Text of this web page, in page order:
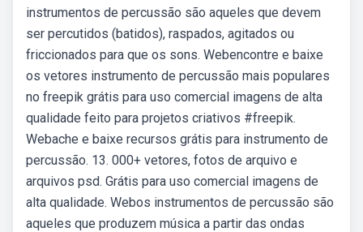
instrumentos de percussão são aqueles que devem
ser percutidos (batidos), raspados, agitados ou
friccionados para que os sons. Webencontre e baixe
os vetores instrumento de percussão mais populares
no freepik grátis para uso comercial imagens de alta
qualidade feito para projetos criativos #freepik.
Webache e baixe recursos grátis para instrumento de
percussão. 13. 000+ vetores, fotos de arquivo e
arquivos psd. Grátis para uso comercial imagens de
alta qualidade. Webos instrumentos de percussão são
aqueles que produzem música a partir das ondas